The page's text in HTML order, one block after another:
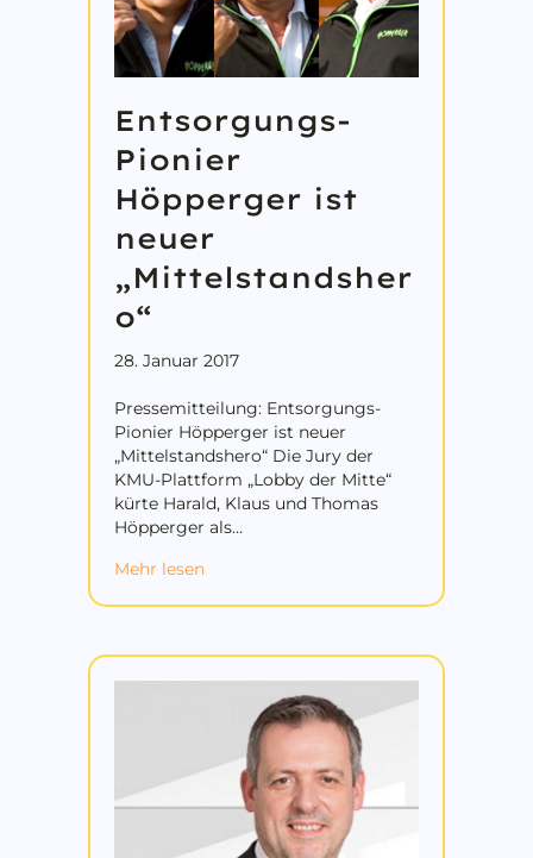
Entsorgungs-
Pionier
Höpperger ist
neuer
„Mittelstandsher
o“
28. Januar 2017
Pressemitteilung: Entsorgungs-
Pionier Höpperger ist neuer
„Mittelstandshero“ Die Jury der
KMU-Plattform „Lobby der Mitte“
kürte Harald, Klaus und Thomas
Höpperger als…
Mehr lesenabout Entsorgungs-Pionier Höpperger